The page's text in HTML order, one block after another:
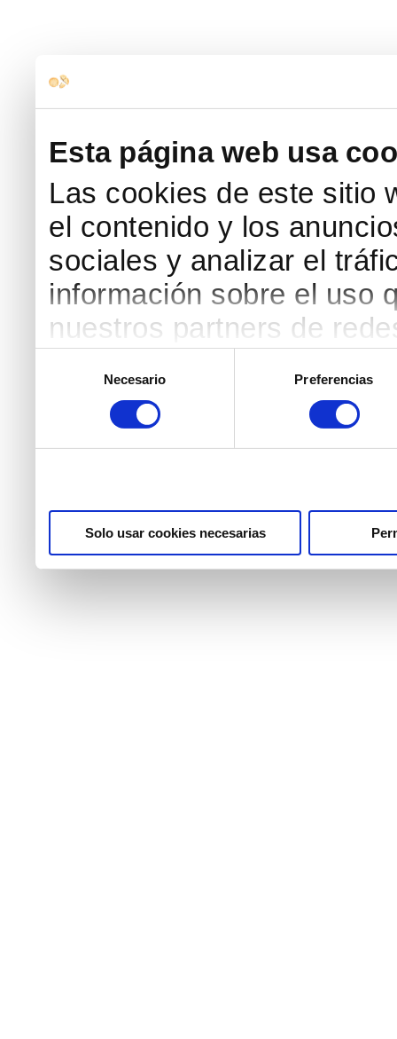
Esta página web usa
Las cookies de este sitio
el contenido y los
sociales y analizar el
información sobre el uso
nuestros partners de
que les haya
partir del uso que haya
consentimiento
Necesario Preferencias
Solo usar cookies necesarias